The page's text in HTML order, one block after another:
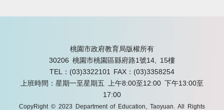
桃園市政府教育局版權所有
30206 桃園市桃園區縣府路1號14, 15樓
TEL：(03)3322101
FAX：(03)3358254
上班時間：星期一至星期五 上午8:00至12:00 下午13:00至
17:00
CopyRight © 2023 Department of Education, Taoyuan. All Rights